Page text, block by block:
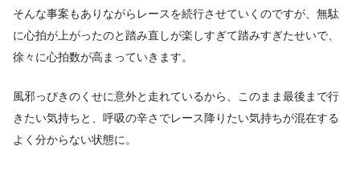
そんな事案もありながらレースを続行させていくのですが、無駄
に心拍が上がったのと踏み直しが楽しすぎて踏みすぎたせいで、
徐々に心拍数が高まっていきます。
風邪っぴきのくせに意外と走れているから、このまま最後まで行
きたい気持ちと、呼吸の辛さでレース降りたい気持ちが混在する
よく分からない状態に。